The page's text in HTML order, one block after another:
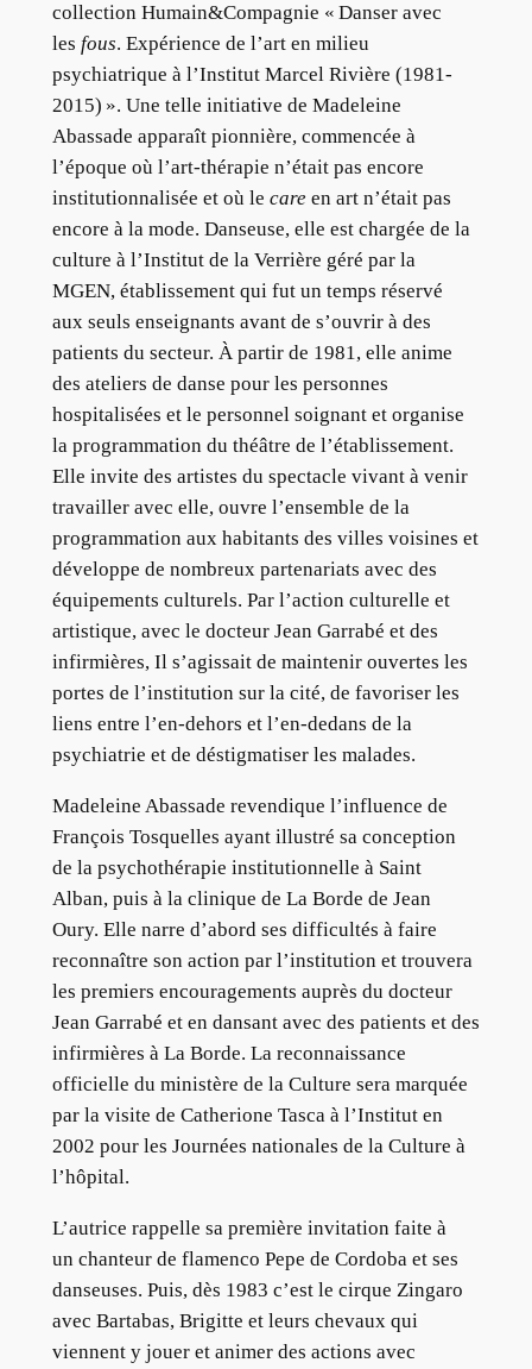
collection Humain&Compagnie « Danser avec
les fous. Expérience de l’art en milieu
psychiatrique à l’Institut Marcel Rivière (1981-
2015) ». Une telle initiative de Madeleine
Abassade apparaît pionnière, commencée à
l’époque où l’art-thérapie n’était pas encore
institutionnalisée et où le careen art n’était pas
encore à la mode. Danseuse, elle est chargée de la
culture à l’Institut de la Verrière géré par la
MGEN, établissement qui fut un temps réservé
aux seuls enseignants avant de s’ouvrir à des
patients du secteur. À partir de 1981, elle anime
des ateliers de danse pour les personnes
hospitalisées et le personnel soignant et organise
la programmation du théâtre de l’établissement.
Elle invite des artistes du spectacle vivant à venir
travailler avec elle, ouvre l’ensemble de la
programmation aux habitants des villes voisines et
développe de nombreux partenariats avec des
équipements culturels. Par l’action culturelle et
artistique, avec le docteur Jean Garrabé et des
infirmières, Il s’agissait de maintenir ouvertes les
portes de l’institution sur la cité, de favoriser les
liens entre l’en-dehors et l’en-dedans de la
psychiatrie et de déstigmatiser les malades.
Madeleine Abassade revendique l’influence de
François Tosquelles ayant illustré sa conception
de la psychothérapie institutionnelle à Saint
Alban, puis à la clinique de La Borde de Jean
Oury. Elle narre d’abord ses difficultés à faire
reconnaître son action par l’institution et trouvera
les premiers encouragements auprès du docteur
Jean Garrabé et en dansant avec des patients et des
infirmières à La Borde. La reconnaissance
officielle du ministère de la Culture sera marquée
par la visite de Catherione Tasca à l’Institut en
2002 pour les Journées nationales de la Culture à
l’hôpital.
L’autrice rappelle sa première invitation faite à
un chanteur de flamenco Pepe de Cordoba et ses
danseuses. Puis, dès 1983 c’est le cirque Zingaro
avec Bartabas, Brigitte et leurs chevaux qui
viennent y jouer et animer des actions avec